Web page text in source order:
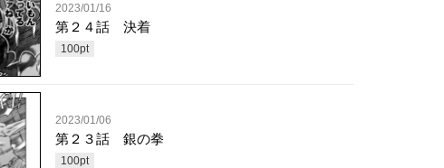
2023/01/16
第２４話 決着
100pt
2023/01/06
第２３話 銀の拳
100pt